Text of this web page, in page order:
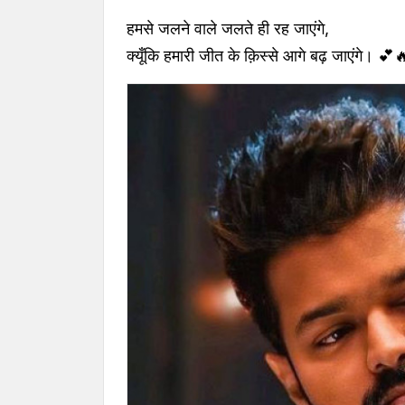
हमसे जलने वाले जलते ही रह जाएंगे,
क्यूँकि हमारी जीत के क़िस्से आगे बढ़ जाएंगे।